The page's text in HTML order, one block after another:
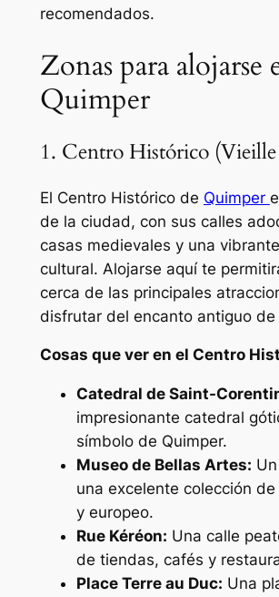
recomendados.
Zonas para alojarse
Quimper
1. Centro Histórico
El Centro Histórico de Quimper
de la ciudad, con sus calles
casas medievales y una
cultural. Alojarse aquí te
cerca de las principales
disfrutar del encanto antiguo
Cosas que ver en el Centro
Catedral de Saint-
impresionante catedral
símbolo de Quimper.
Museo de Bellas Artes:
una excelente colección
y europeo.
Rue Kéréon: Una calle
de tiendas, cafés y
Place Terre au Duc: Una